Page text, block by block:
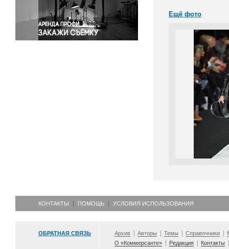
Экология
Экономика и бизнес
Ещё фото
КОНТАКТЫ ПОМОЩЬ УСЛОВИЯ ИСПОЛЬЗОВАНИЯ
ОБРАТНАЯ СВЯЗЬ Архив Авторы Темы Справочники
О «Коммерсанте»
Редакция Контакты